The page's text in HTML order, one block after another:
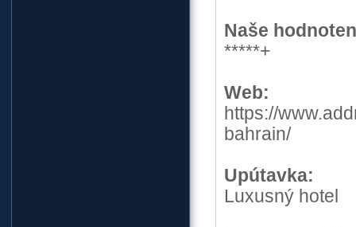
Naše
*****+
Web:
https://
bahrain/
Upútavka:
Luxusný hotel